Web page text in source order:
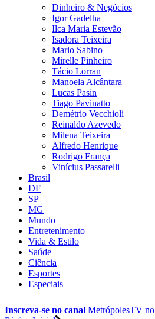
Dinheiro & Negócios
Igor Gadelha
Ilca Maria Estevão
Isadora Teixeira
Mario Sabino
Mirelle Pinheiro
Tácio Lorran
Manoela Alcântara
Lucas Pasin
Tiago Pavinatto
Demétrio Vecchioli
Reinaldo Azevedo
Milena Teixeira
Alfredo Henrique
Rodrigo França
Vinícius Passarelli
Brasil
DF
SP
MG
Mundo
Entretenimento
Vida & Estilo
Saúde
Ciência
Esportes
Especiais
Inscreva-se no canal MetrópolesTV no